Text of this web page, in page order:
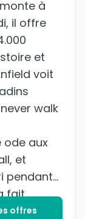
à
il offre
et
voit
walk
ode aux
et
pendant
fait
club en
offres